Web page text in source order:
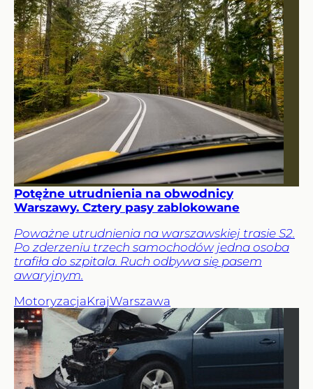
Potężne utrudnienia na obwodnicy
Warszawy. Cztery pasy zablokowane
Poważne utrudnienia na warszawskiej trasie S2.
Po zderzeniu trzech samochodów jedna osoba
trafiła do szpitala. Ruch odbywa się pasem
awaryjnym.
MotoryzacjaKrajWarszawa